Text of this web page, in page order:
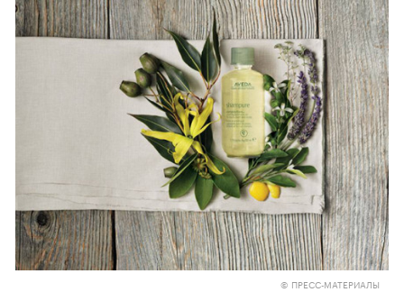
© ПРЕСС-МАТЕРИАЛЫ